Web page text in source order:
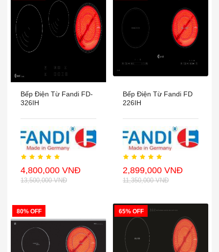
Bếp Điện Từ Fandi FD-
326IH
4,800,000 VNĐ
13,500,000 VNĐ
Bếp Điện Từ Fandi FD
226IH
2,899,000 VNĐ
11,350,000 VNĐ
80% OFF 65% OFF